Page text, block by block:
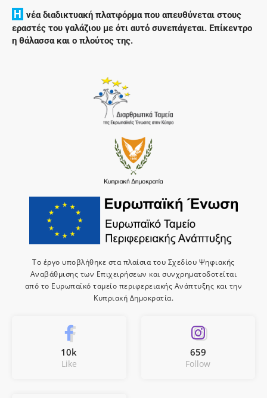
H νέα διαδικτυακή πλατφόρμα που απευθύνεται στους
εραστές του γαλάζιου με ότι αυτό συνεπάγεται. Επίκεντρο
η θάλασσα και ο πλούτος της.
Το έργο υποβλήθηκε στα πλαίσια του Σχεδίου Ψηφιακής
Αναβάθμισης των Επιχειρήσεων και συνχρηματοδοτείται
από το Ευρωπαϊκό ταμείο περιφερειακής Ανάπτυξης και την
Κυπριακή Δημοκρατία.
10k
Like
659
Follow